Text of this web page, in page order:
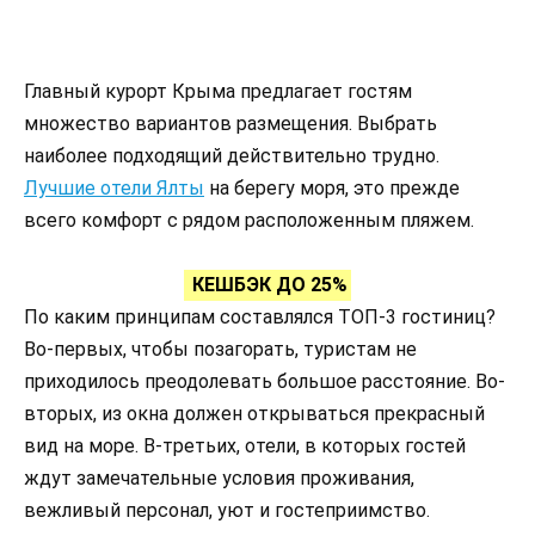
Главный курорт Крыма предлагает гостям
множество вариантов размещения. Выбрать
наиболее подходящий действительно трудно.
Лучшие отели Ялты на берегу моря, это прежде
всего комфорт с рядом расположенным пляжем.
КЕШБЭК ДО 25%
По каким принципам составлялся ТОП-3 гостиниц?
Во-первых, чтобы позагорать, туристам не
приходилось преодолевать большое расстояние. Во-
вторых, из окна должен открываться прекрасный
вид на море. В-третьих, отели, в которых гостей
ждут замечательные условия проживания,
вежливый персонал, уют и гостеприимство.